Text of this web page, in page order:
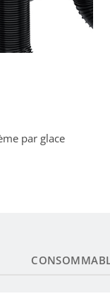
par glace